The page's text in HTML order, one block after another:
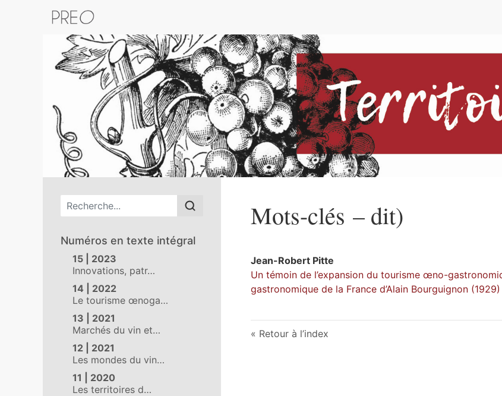
Menu principal
Numéros en texte intégral
15 | 2023
Innovations, patr…
14 | 2022
Le tourisme œnoga…
13 | 2021
Marchés du vin et…
12 | 2021
Les mondes du vin…
11 | 2020
Les territoires d…
Mots-clés – dit)
Jean-Robert Pitte
Un témoin de l’expansion du tourisme œno-
gastronomique de la France d’Alain Bourguignon (1929)
Retour à l’index